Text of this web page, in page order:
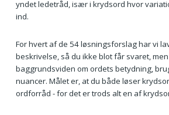
yndet ledetråd, især i krydsord hvor
ind.
For hvert af de 54 løsningsforslag har vi
beskrivelse, så du ikke blot får svaret,
baggrundsviden om ordets betydning,
nuancer. Målet er, at du både løser
ordforråd - for det er trods alt en af